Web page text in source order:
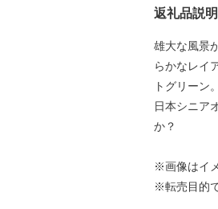
返礼品説明
雄大な風景
らかなレイ
トグリーン
日本シニア
か？
※画像はイ
※転売目的